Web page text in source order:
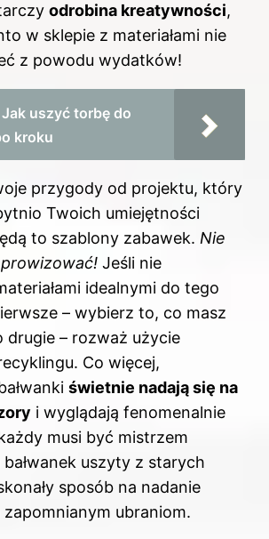
odrobina kreatywności,
w sklepie z materiałami nie
z powodu wydatków!
Jak uszyć torbę do
kroku
przygody od projektu, który
Twoich umiejętności
to szablony zabawek. Nie
Jeśli nie
idealnymi do tego
– wybierz to, co masz
drugie – rozważ użycie
Co więcej,
świetnie nadają się na
i wyglądają fenomenalnie
musi być mistrzem
uszyty z starych
sposób na nadanie
ubraniom.